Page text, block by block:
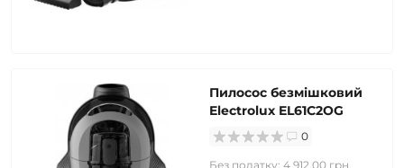
Пилосос безмішковий
Electrolux EL61C2OG
0
Без податку: 4 912.00 грн.